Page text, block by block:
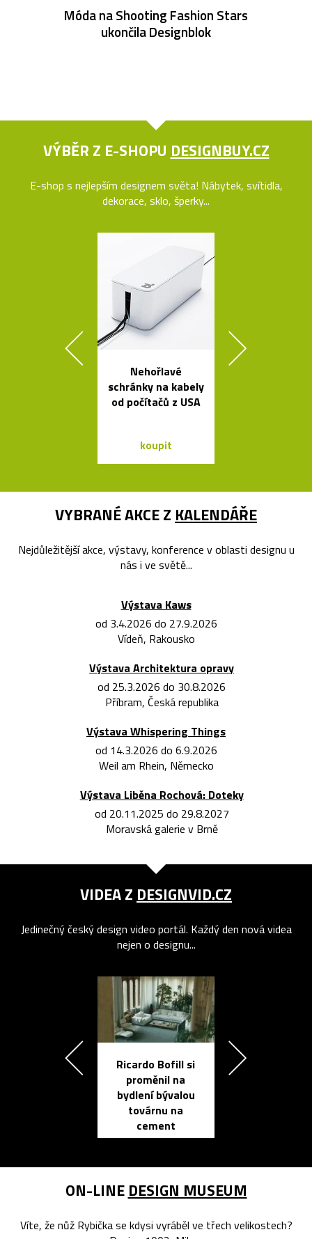
Móda na Shooting Fashion Stars
ukončila Designblok
VÝBĚR Z E-SHOPU DESIGNBUY.CZ
E-shop s nejlepším designem světa! Nábytek, svítidla,
dekorace, sklo, šperky...
Nehořlavé
schránky na kabely
od počítačů z USA
koupit
VYBRANÉ AKCE Z KALENDÁŘE
Nejdůležitější akce, výstavy, konference v oblasti designu u
nás i ve světě...
Výstava Kaws
od 3.4.2026 do 27.9.2026
Vídeň, Rakousko
Výstava Architektura opravy
od 25.3.2026 do 30.8.2026
Příbram, Česká republika
Výstava Whispering Things
od 14.3.2026 do 6.9.2026
Weil am Rhein, Německo
Výstava Liběna Rochová: Doteky
od 20.11.2025 do 29.8.2027
Moravská galerie v Brně
VIDEA Z DESIGNVID.CZ
Jedinečný český design video portál. Každý den nová videa
nejen o designu...
Ricardo Bofill si
proměnil na
bydlení bývalou
továrnu na
cement
ON-LINE DESIGN MUSEUM
Víte, že nůž Rybička se kdysi vyráběl ve třech velikostech?